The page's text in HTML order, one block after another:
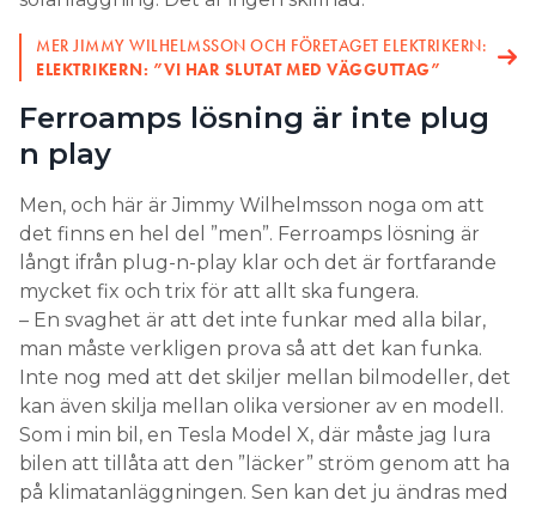
MER JIMMY WILHELMSSON OCH FÖRETAGET ELEKTRIKERN:
ELEKTRIKERN: ”VI HAR SLUTAT MED VÄGGUTTAG”
Ferroamps lösning är inte plug
n play
Men, och här är Jimmy Wilhelmsson noga om att
det finns en hel del ”men”. Ferroamps lösning är
långt ifrån plug-n-play klar och det är fortfarande
mycket fix och trix för att allt ska fungera.
– En svaghet är att det inte funkar med alla bilar,
man måste verkligen prova så att det kan funka.
Inte nog med att det skiljer mellan bilmodeller, det
kan även skilja mellan olika versioner av en modell.
Som i min bil, en Tesla Model X, där måste jag lura
bilen att tillåta att den ”läcker” ström genom att ha
på klimatanläggningen. Sen kan det ju ändras med